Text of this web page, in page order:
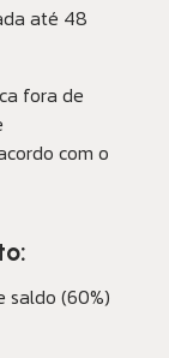
até 48
fora de
com o
saldo (60%)